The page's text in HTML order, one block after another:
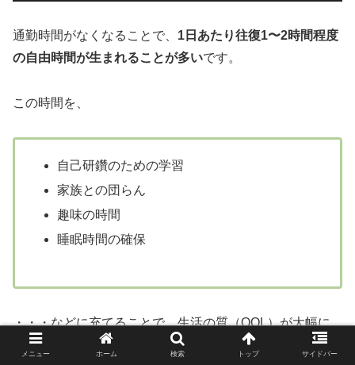
通勤時間がなくなることで、 1日あたり往復1〜2時間程度
の自由時間が生まれることが多いです。
この時間を、
自己研鑽のための学習
家族との団らん
趣味の時間
睡眠時間の確保
・・・などに充てることで、生活の質（QOL）が大幅に
向上します。
メニュー ホーム 検索 トップ サイドバー